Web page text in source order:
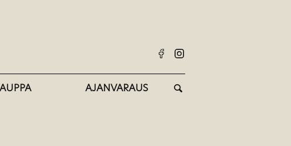
AJANVARAUS